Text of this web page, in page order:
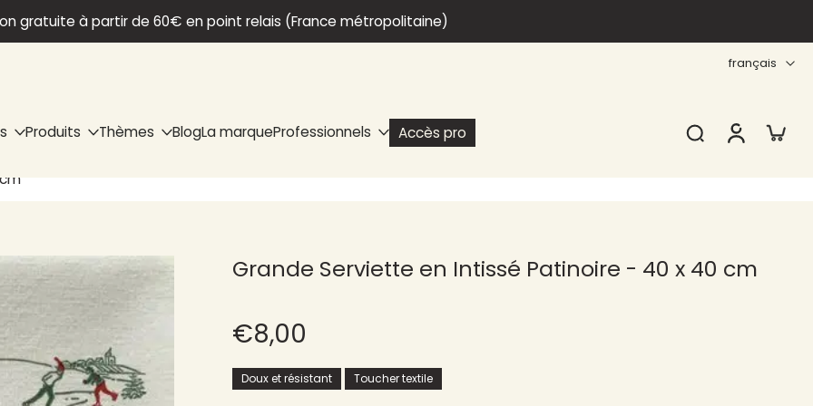
gratuite à partir de 60€ en point relais (France métropolitaine)
français
Produits Thèmes BlogLa marqueProfessionnels Accès pro
Grande Serviette en Intissé Patinoire - 40 x 40 cm
€8,00
Doux et résistant Toucher textile